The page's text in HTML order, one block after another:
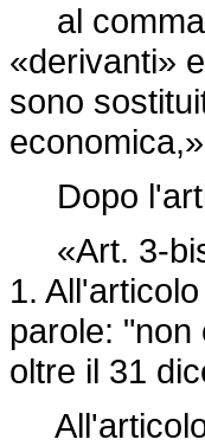
al comma
«derivanti»
sono
Dopo
«Art. 3-bis
1.
parole: "non
oltre il 31